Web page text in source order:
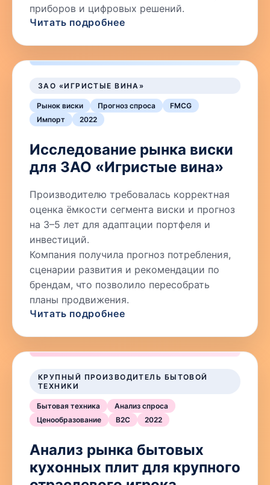
приборов и цифровых решений.
Читать подробнее
ЗАО «ИГРИСТЫЕ ВИНА»
Рынок виски Прогноз спроса
FMCG
Импорт
2022
Исследование рынка виски
для ЗАО «Игристые вина»
Производителю требовалась корректная
оценка ёмкости сегмента виски и прогноз
на 3–5 лет для адаптации портфеля и
инвестиций.
Компания получила прогноз потребления,
сценарии развития и рекомендации по
брендам, что позволило пересобрать
планы продвижения.
Читать подробнее
КРУПНЫЙ ПРОИЗВОДИТЕЛЬ БЫТОВОЙ
ТЕХНИКИ
Бытовая техника
Анализ спроса
Ценообразование
B2C 2022
Анализ рынка бытовых
кухонных плит для крупного